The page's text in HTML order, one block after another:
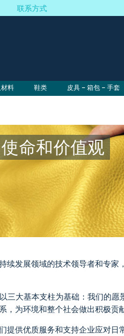
联系方式
料 鞋类 皮具 – 箱包 – 手套
命和价值观
续发展领域的技术领导者和专家
三大基本支柱为基础：我们的
，为环境和整个社会做出积极贡献
提供优质服务和支持企业应对日